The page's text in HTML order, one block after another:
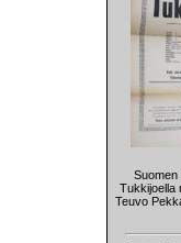
Suomen
Tukkijoella
Teuvo